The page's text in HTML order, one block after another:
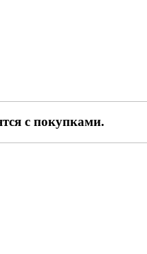
с покупками.